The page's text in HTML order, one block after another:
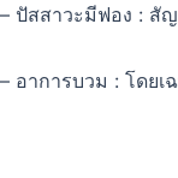
– ปัสสาวะมีฟอง : สั
– อาการบวม : โดยเ